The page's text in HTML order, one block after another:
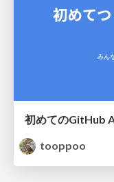
初めてのGitHub
tooppoo